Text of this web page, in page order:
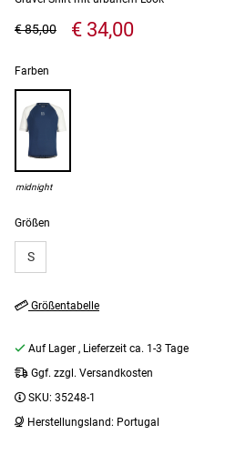
€ 34,00
€ 85,00
Größen
S
Farben
midnight
Größentabelle
Auf Lager , Lieferzeit ca. 1-3 Tage
Ggf. zzgl. Versandkosten
SKU: 35248-1
Herstellungsland: Portugal